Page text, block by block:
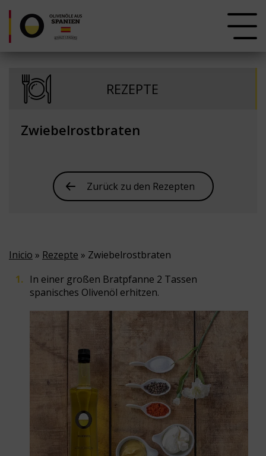
REZEPTE
Zwiebelrostbraten
Zurück zu den Rezepten
Inicio » Rezepte » Zwiebelrostbraten
In einer großen Bratpfanne 2 Tassen
spanisches Olivenöl erhitzen.